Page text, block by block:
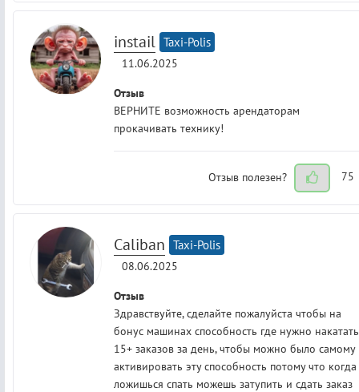
instail Taxi-Polis
11.06.2025
Отзыв
ВЕРНИТЕ возможность арендаторам
прокачивать технику!
Отзыв полезен? 75
Caliban Taxi-Polis
08.06.2025
Отзыв
Здравствуйте, сделайте пожалуйста чтобы на
бонус машинах способность где нужно накатать
15+ заказов за день, чтобы можно было самому
активировать эту способность потому что когда
ложишься спать можешь затупить и сдать заказ